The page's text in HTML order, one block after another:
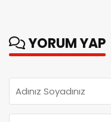
YORUM YAP